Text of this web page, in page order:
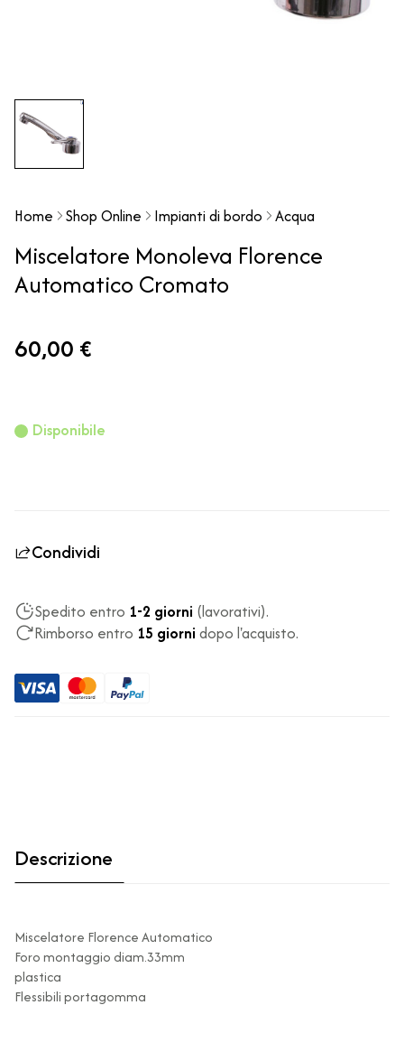
Home Shop Online Impianti di bordo Acqua
Miscelatore Monoleva Florence
Automatico Cromato
60,00 €
Disponibile
Condividi
Spedito entro 1-2 giorni (lavorativi).
Rimborso entro 15 giorni dopo l'acquisto.
Descrizione
Miscelatore Florence Automatico
Foro montaggio diam.33mm
plastica
Flessibili portagomma